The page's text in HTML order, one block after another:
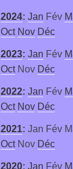
2024: Jan Fév
Oct Nov Déc
2023: Jan Fév
Oct Nov Déc
2022: Jan Fév
Oct Nov Déc
2021: Jan Fév
Oct Nov Déc
2020: Jan Fév